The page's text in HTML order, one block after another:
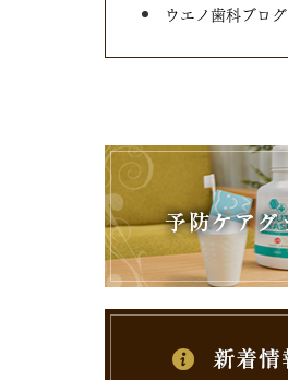
ウエノ歯科ブログ